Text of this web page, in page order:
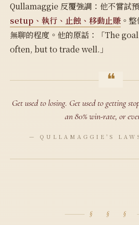
Qullamaggie 反覆強調：他不嘗試
setup、執行、止蝕、移動止賺 。
無聊的程度。他的原話：「The
often, but to trade well.」
Get used to losing. Get used to getting
an 80% win-rate, or
— QULLAMAGGIE'S
§ § §